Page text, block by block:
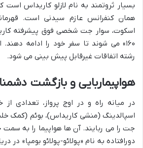
بسیار ثروتمند به نام لازلو کاریداس است
همان کنفرانس عازم سیدنی است.
اسکوت، سوار جت شخصی فوق پیشرفته
۱۶۰» می شوند تا سفر خود را ادامه
رشته اتفاقات غیرقابل پیش بینی می شود.
هواپیماربایی و بازگشت
در میانه راه و در اوج پرواز، تعدادی از
اسپالدینگ (منشی کاریداس)، بوئم (کمک
جت را می ربایند. آن ها هواپیما را به
دورافتاده به نام «پولائو-پولائو بومپا» در